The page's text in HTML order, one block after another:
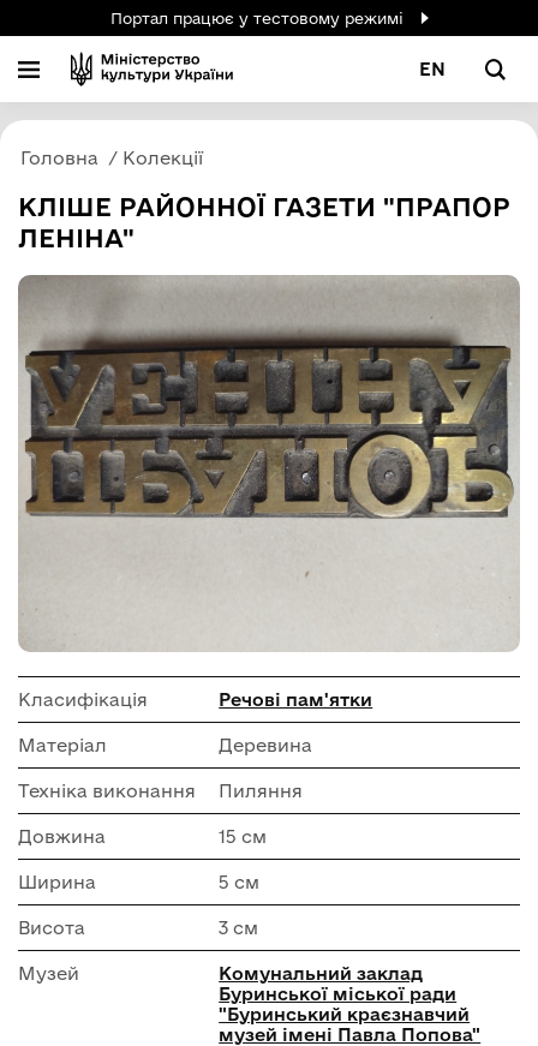
Портал працює у тестовому режимі
EN
Головна Колекції
КЛІШЕ РАЙОННОЇ ГАЗЕТИ "ПРАПОР
ЛЕНІНА"
Класифікація Речові пам'ятки
Матеріал Деревина
Техніка виконання Пиляння
Довжина 15 см
Ширина 5 см
Висота 3 см
Музей
Комунальний заклад
Буринської міської ради
"Буринський краєзнавчий
музей імені Павла Попова"